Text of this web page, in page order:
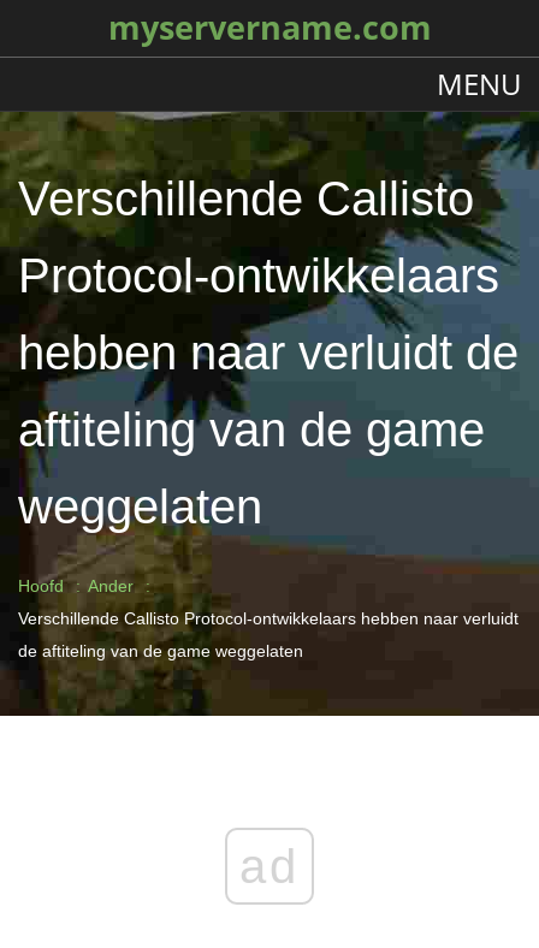
myservername.com
MENU
Verschillende Callisto
Protocol-ontwikkelaars
hebben naar verluidt de
aftiteling van de game
weggelaten
Hoofd
Ander
Verschillende Callisto Protocol-ontwikkelaars hebben naar verluidt
de aftiteling van de game weggelaten
ad